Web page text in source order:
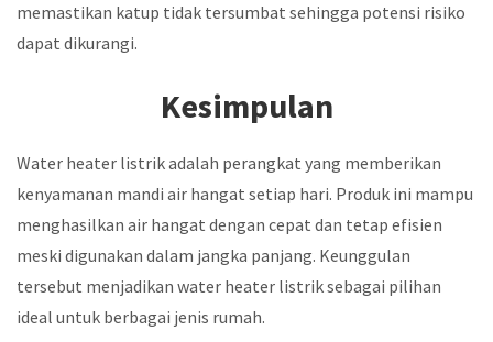
memastikan katup tidak tersumbat sehingga potensi risiko
dapat dikurangi.
Kesimpulan
Water heater listrik adalah perangkat yang memberikan
kenyamanan mandi air hangat setiap hari. Produk ini mampu
menghasilkan air hangat dengan cepat dan tetap efisien
meski digunakan dalam jangka panjang. Keunggulan
tersebut menjadikan water heater listrik sebagai pilihan
ideal untuk berbagai jenis rumah.